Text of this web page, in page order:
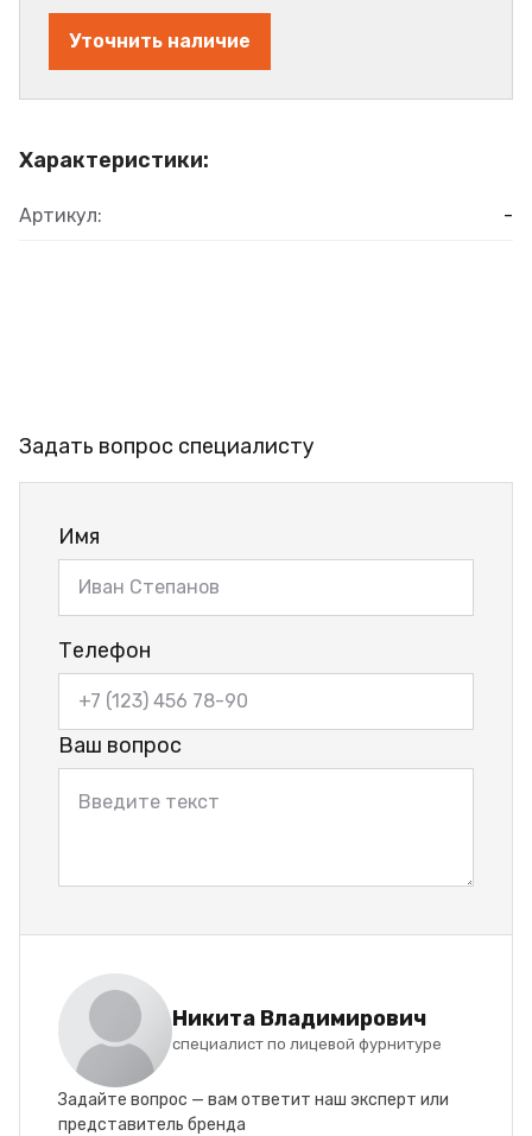
Характеристики:
Артикул: -
Уточнить наличие
Задать вопрос специалисту
Имя
Телефон
Ваш вопрос
Никита Владимирович
специалист по лицевой фурнитуре
Задайте вопрос — вам ответит наш эксперт или
представитель бренда